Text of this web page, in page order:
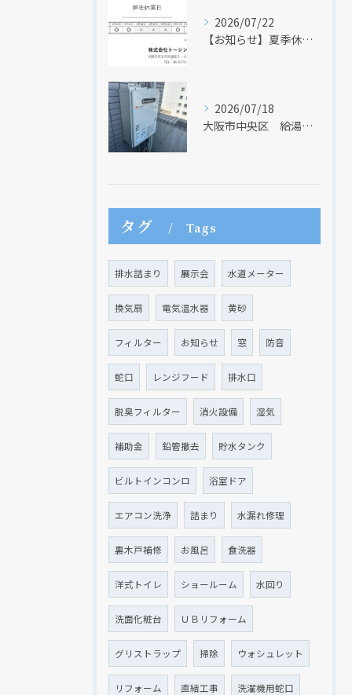
2026/07/22
【お知らせ】夏季休業日のお知らせ【２０２６年】
2026/07/18
大阪市中央区 給湯器のリモコンが無くても、リモコンを設置する方法はあります
タグ Tags
排水詰まり 展示会 水道メーター
換気扇 電気温水器 黄砂
フィルター お知らせ 窓 防音
蛇口 レンジフード 排水口
脱臭フィルター 消火設備 湿気
補助金 鉛管撤去 貯水タンク
ビルトインコンロ 浴室ドア
エアコン洗浄 詰まり 水漏れ修理
裏木戸補修 お風呂 食洗器
洋式トイレ ショールーム 水回り
洗面化粧台 ＵＢリフォーム
グリストラップ 掃除 ウォシュレット
リフォーム 直結工事 洗濯機用蛇口